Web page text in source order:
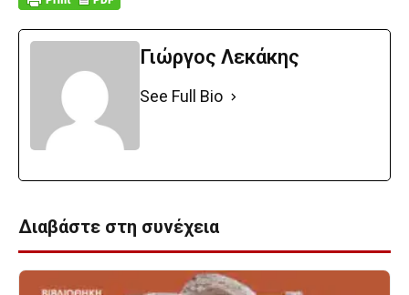
Γιώργος Λεκάκης
See Full Bio
Διαβάστε στη συνέχεια